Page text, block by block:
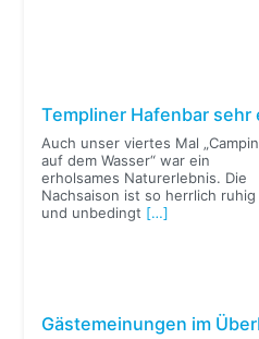
Templiner Hafenbar
Auch unser viertes Mal
auf dem Wasser“ war ein
erholsames Naturerlebnis. Die
Nachsaison ist so herrlich ruhig
und unbedingt […]
Gästemeinungen im